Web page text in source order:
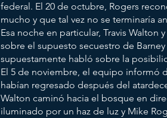
federal. El 20 de octubre, Rogers
mucho y que tal vez no se terminaría
Esa noche en particular, Travis
sobre el supuesto secuestro de
supuestamente habló sobre la
El 5 de noviembre, el equipo informó
habían regresado después del
Walton caminó hacia el bosque en
iluminado por un haz de luz y Mike